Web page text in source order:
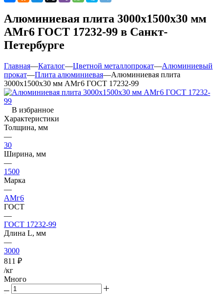
Алюминиевая плита 3000х1500х30 мм
АМг6 ГОСТ 17232-99 в Санкт-
Петербурге
Главная—Каталог—Цветной металлопрокат—Алюминиевый
прокат—Плита алюминиевая—Алюминиевая плита
3000х1500х30 мм АМг6 ГОСТ 17232-99
В избранное
Характеристики
Толщина, мм
—
30
Ширина, мм
—
1500
Марка
—
АМг6
ГОСТ
—
ГОСТ 17232-99
Длина L, мм
—
3000
811 ₽
/кг
Много